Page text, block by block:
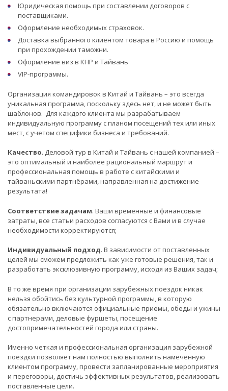
Юридическая помощь при составлении договоров с
поставщиками.
Оформление необходимых страховок.
Доставка выбранного клиентом товара в Россию и помощь
при прохождении таможни.
Оформление виз в КНР и Тайвань
VIP-программы.
Организация командировок в Китай и Тайвань – это всегда
уникальная программа, поскольку здесь нет, и не может быть
шаблонов. Для каждого клиента мы разрабатываем
индивидуальную программу с планом посещений тех или иных
мест, с учетом специфики бизнеса и требований.
Качество. Деловой тур в Китай и Тайвань с нашей компанией –
это оптимальный и наиболее рациональный маршрут и
профессиональная помощь в работе с китайскими и
тайваньскими партнёрами, направленная на достижение
результата!
Соответствие задачам. Ваши временные и финансовые
затраты, все статьи расходов согласуются с Вами и в случае
необходимости корректируются;
Индивидуальный подход. В зависимости от поставленных
целей мы сможем предложить как уже готовые решения, так и
разработать эксклюзивную программу, исходя из Ваших задач;
В то же время при организации зарубежных поездок никак
нельзя обойтись без культурной программы, в которую
обязательно включаются официальные приемы, обеды и ужины
с партнерами, деловые фуршеты, посещение
достопримечательностей города или страны.
Именно четкая и профессиональная организация зарубежной
поездки позволяет нам полностью выполнить намеченную
клиентом программу, провести запланированные мероприятия
и переговоры, достичь эффективных результатов, реализовать
поставленные цели.